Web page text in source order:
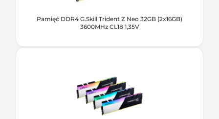
Pamięć DDR4 G.Skill Trident Z Neo 32GB (2x16GB)
3600MHz CL18 1,35V